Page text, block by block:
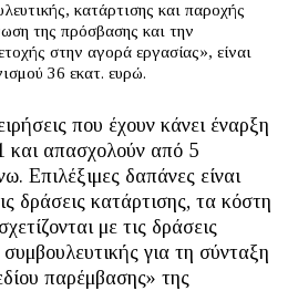
κατάρτισης και παροχής
της πρόσβασης και την
στην αγορά εργασίας», είναι
36 εκατ. ευρώ.
που έχουν κάνει έναρξη
και απασχολούν από 5
Επιλέξιμες δαπάνες είναι
δράσεις κατάρτισης, τα κόστη
με τις δράσεις
για τη σύνταξη
παρέμβασης» της